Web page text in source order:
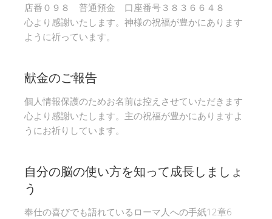
店番０９８ 普通預金 口座番号３８３６６４８
心より感謝いたします。神様の祝福が豊かにあります
ように祈っています。
献金のご報告
個人情報保護のためお名前は控えさせていただきます
心より感謝いたします。主の祝福が豊かにありますよ
うにお祈りしています。
自分の脳の使い方を知って成長しましょ
う
奉仕の喜びでも語れているローマ人への手紙12章6